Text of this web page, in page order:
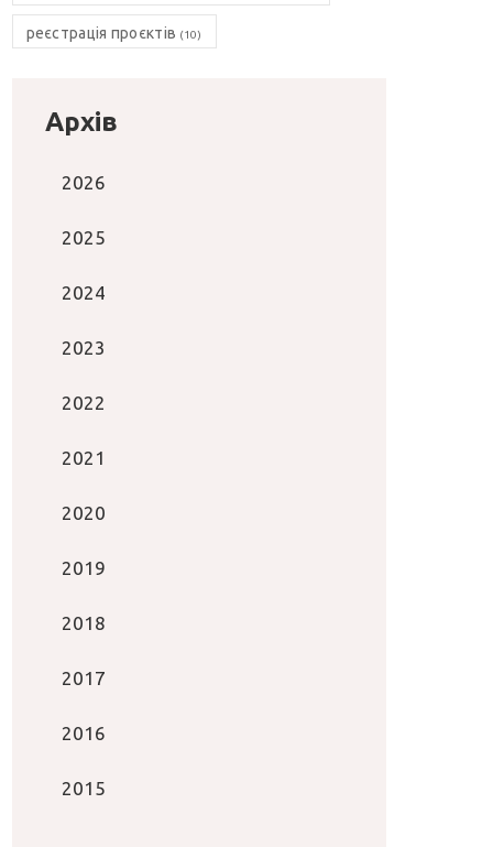
реєстрація проєктів (10)
Архів
2026
2025
2024
2023
2022
2021
2020
2019
2018
2017
2016
2015